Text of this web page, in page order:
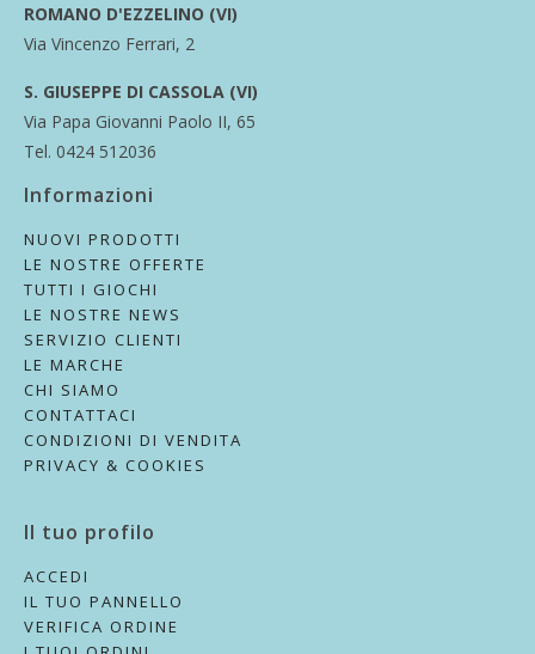
ROMANO D'EZZELINO (VI)
Via Vincenzo Ferrari, 2
S. GIUSEPPE DI CASSOLA (VI)
Via Papa Giovanni Paolo II, 65
Tel. 0424 512036
Informazioni
NUOVI PRODOTTI
LE NOSTRE OFFERTE
TUTTI I GIOCHI
LE NOSTRE NEWS
SERVIZIO CLIENTI
LE MARCHE
CHI SIAMO
CONTATTACI
CONDIZIONI DI VENDITA
PRIVACY & COOKIES
Il tuo profilo
ACCEDI
IL TUO PANNELLO
VERIFICA ORDINE